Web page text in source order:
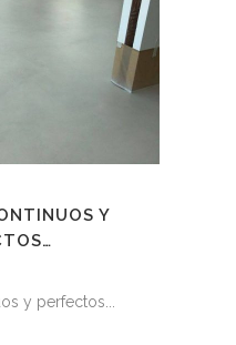
Y
y perfectos...